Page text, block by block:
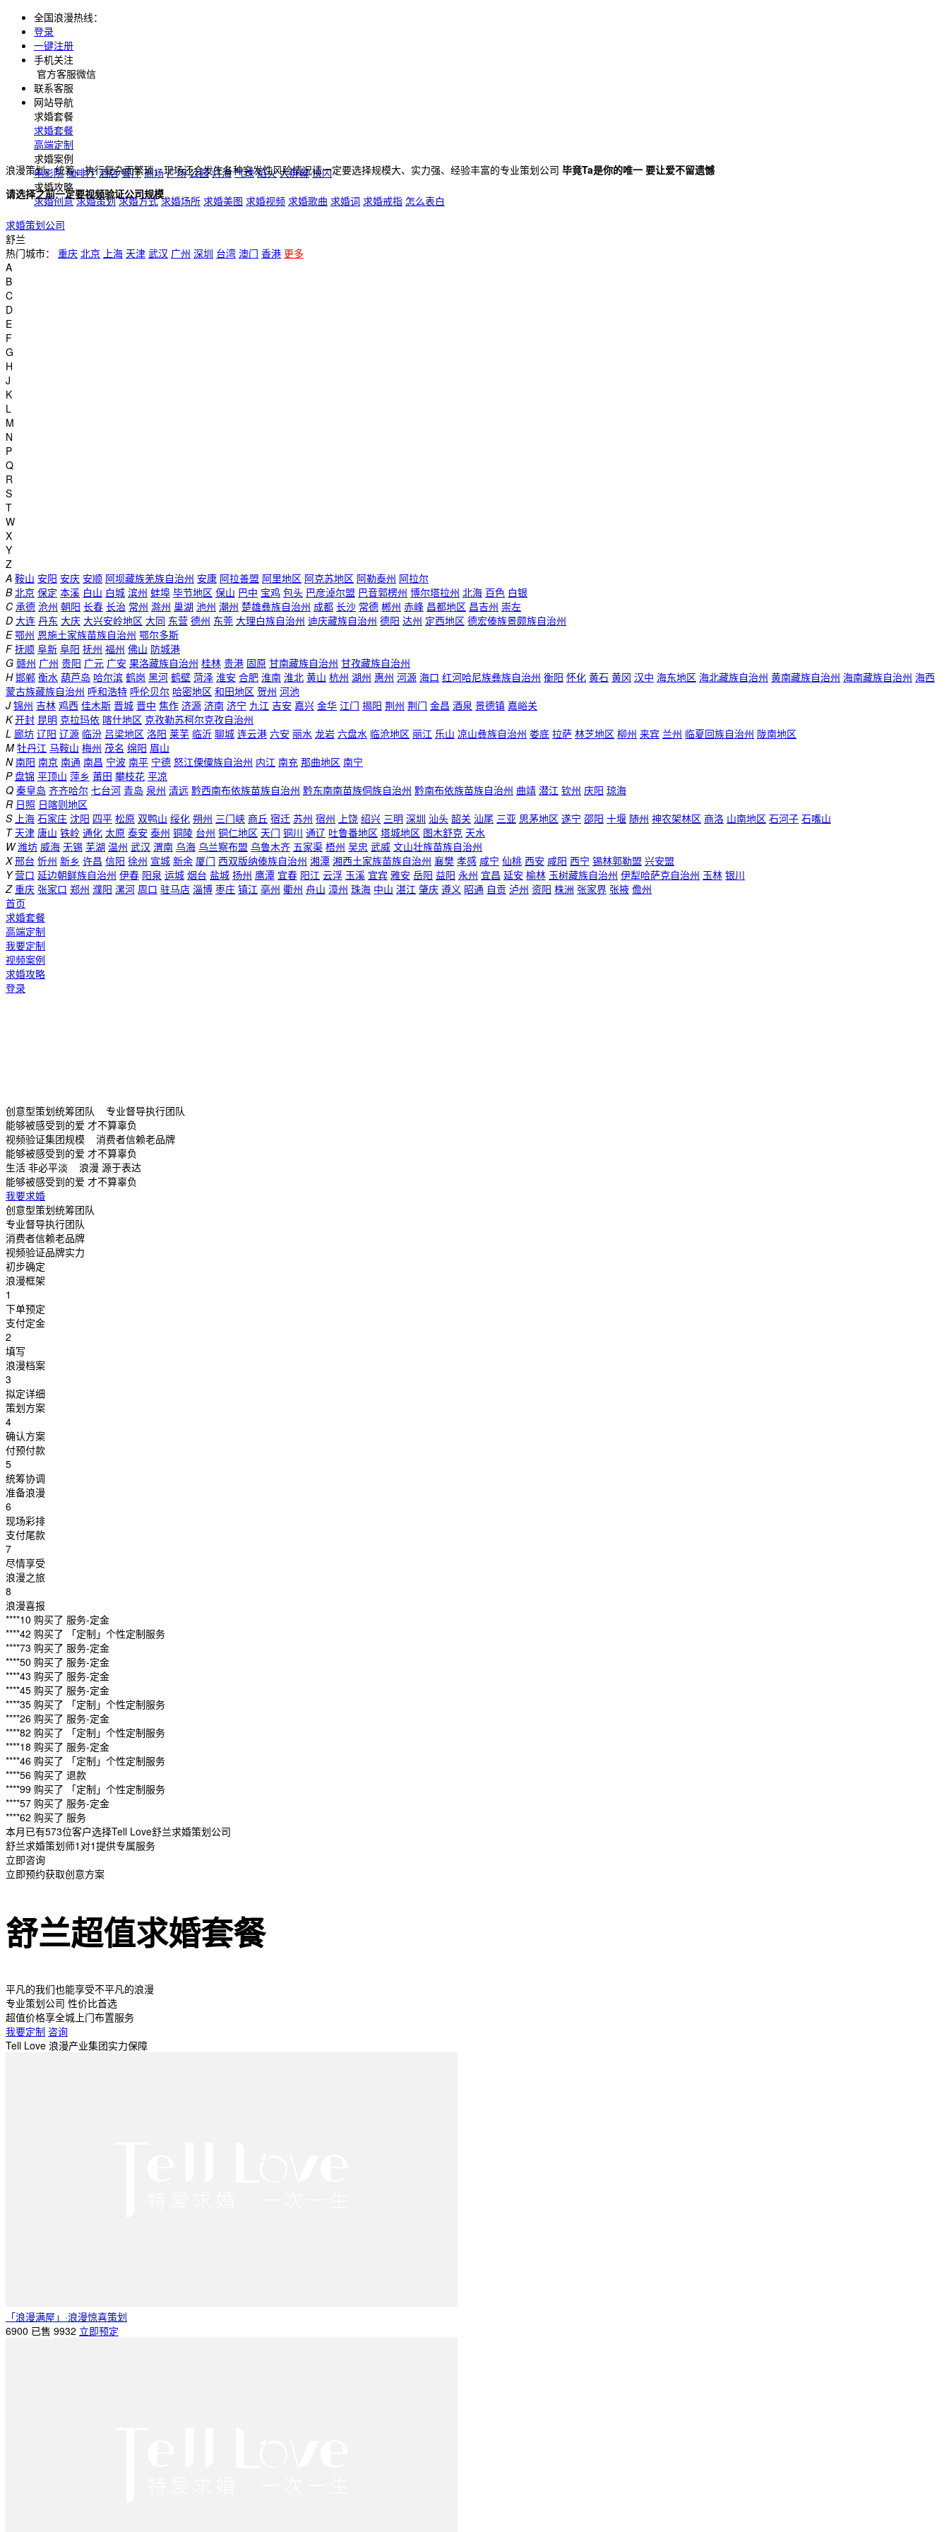
全国浪漫热线：
登录
一键注册
手机关注
官方客服微信
联系客服
网站导航
求婚套餐
求婚套餐
高端定制
求婚案例
电影院 咖啡厅 酒店 餐厅 商场 广场 公园 灯海 气球 焰火 大屏幕 快闪
求婚攻略
求婚创意 求婚策划 求婚方式 求婚场所 求婚美图 求婚视频 求婚歌曲 求婚词 求婚戒指 怎么表白
求婚策划公司
舒兰
热门城市：
重庆 北京 上海 天津 武汉 广州 深圳 台湾 澳门 香港 更多
A
B
C
D
E
F
G
H
J
K
L
M
N
P
Q
R
S
T
W
X
Y
Z
A 鞍山 安阳 安庆 安顺 阿坝藏族羌族自治州 安康 阿拉善盟 阿里地区 阿克苏地区 阿勒泰州 阿拉尔
B 北京 保定 本溪 白山 白城 滨州 蚌埠 毕节地区 保山 巴中 宝鸡 包头 巴彦淖尔盟 巴音郭楞州 博尔塔拉州 北海 百色 白银
C 承德 沧州 朝阳 长春 长治 常州 滁州 巢湖 池州 潮州 楚雄彝族自治州 成都 长沙 常德 郴州 赤峰 昌都地区 昌吉州 崇左
D 大连 丹东 大庆 大兴安岭地区 大同 东营 德州 东莞 大理白族自治州 迪庆藏族自治州 德阳 达州 定西地区 德宏傣族景颇族自治州
E 鄂州 恩施土家族苗族自治州 鄂尔多斯
F 抚顺 阜新 阜阳 抚州 福州 佛山 防城港
G 赣州 广州 贵阳 广元 广安 果洛藏族自治州 桂林 贵港 固原 甘南藏族自治州 甘孜藏族自治州
H 邯郸 衡水 葫芦岛 哈尔滨 鹤岗 黑河 鹤壁 菏泽 淮安 合肥 淮南 淮北 黄山 杭州 湖州 惠州 河源 海口 红河哈尼族彝族自治州 衡阳 怀化 黄石 黄冈 汉中 海东地区 海北藏族自治州 黄南藏族自治州 海南藏族自治州 海西
蒙古族藏族自治州 呼和浩特 呼伦贝尔 哈密地区 和田地区 贺州 河池
J 锦州 吉林 鸡西 佳木斯 晋城 晋中 焦作 济源 济南 济宁 九江 吉安 嘉兴 金华 江门 揭阳 荆州 荆门 金昌 酒泉 景德镇 嘉峪关
K 开封 昆明 克拉玛依 喀什地区 克孜勒苏柯尔克孜自治州
L 廊坊 辽阳 辽源 临汾 吕梁地区 洛阳 莱芜 临沂 聊城 连云港 六安 丽水 龙岩 六盘水 临沧地区 丽江 乐山 凉山彝族自治州 娄底 拉萨 林芝地区 柳州 来宾 兰州 临夏回族自治州 陇南地区
M 牡丹江 马鞍山 梅州 茂名 绵阳 眉山
N 南阳 南京 南通 南昌 宁波 南平 宁德 怒江傈僳族自治州 内江 南充 那曲地区 南宁
P 盘锦 平顶山 萍乡 莆田 攀枝花 平凉
Q 秦皇岛 齐齐哈尔 七台河 青岛 泉州 清远 黔西南布依族苗族自治州 黔东南南苗族侗族自治州 黔南布依族苗族自治州 曲靖 潜江 钦州 庆阳 琼海
R 日照 日喀则地区
S 上海 石家庄 沈阳 四平 松原 双鸭山 绥化 朔州 三门峡 商丘 宿迁 苏州 宿州 上饶 绍兴 三明 深圳 汕头 韶关 汕尾 三亚 思茅地区 遂宁 邵阳 十堰 随州 神农架林区 商洛 山南地区 石河子 石嘴山
T 天津 唐山 铁岭 通化 太原 泰安 泰州 铜陵 台州 铜仁地区 天门 铜川 通辽 吐鲁番地区 塔城地区 图木舒克 天水
W 潍坊 威海 无锡 芜湖 温州 武汉 渭南 乌海 乌兰察布盟 乌鲁木齐 五家渠 梧州 吴忠 武威 文山壮族苗族自治州
X 邢台 忻州 新乡 许昌 信阳 徐州 宣城 新余 厦门 西双版纳傣族自治州 湘潭 湘西土家族苗族自治州 襄樊 孝感 咸宁 仙桃 西安 咸阳 西宁 锡林郭勒盟 兴安盟
Y 营口 延边朝鲜族自治州 伊春 阳泉 运城 烟台 盐城 扬州 鹰潭 宜春 阳江 云浮 玉溪 宜宾 雅安 岳阳 益阳 永州 宜昌 延安 榆林 玉树藏族自治州 伊犁哈萨克自治州 玉林 银川
Z 重庆 张家口 郑州 濮阳 漯河 周口 驻马店 淄博 枣庄 镇江 亳州 衢州 舟山 漳州 珠海 中山 湛江 肇庆 遵义 昭通 自贡 泸州 资阳 株洲 张家界 张掖 儋州
首页
求婚套餐
高端定制
我要定制
视频案例
求婚攻略
登录
创意型策划统筹团队 专业督导执行团队
能够被感受到的爱 才不算辜负
视频验证集团规模 消费者信赖老品牌
能够被感受到的爱 才不算辜负
生活 非必平淡 浪漫 源于表达
能够被感受到的爱 才不算辜负
我要求婚
创意型策划统筹团队
专业督导执行团队
消费者信赖老品牌
视频验证品牌实力
初步确定
浪漫框架
1
下单预定
支付定金
2
填写
浪漫档案
3
拟定详细
策划方案
4
确认方案
付预付款
5
统筹协调
准备浪漫
6
现场彩排
支付尾款
7
尽情享受
浪漫之旅
8
浪漫喜报
****10 购买了 服务-定金
****42 购买了 「定制」个性定制服务
****73 购买了 服务-定金
****50 购买了 服务-定金
****43 购买了 服务-定金
****45 购买了 服务-定金
****35 购买了 「定制」个性定制服务
****26 购买了 服务-定金
****82 购买了 「定制」个性定制服务
****18 购买了 服务-定金
****46 购买了 「定制」个性定制服务
****56 购买了 退款
****99 购买了 「定制」个性定制服务
****57 购买了 服务-定金
****62 购买了 服务
本月已有573位客户选择Tell Love舒兰求婚策划公司
舒兰求婚策划师1对1提供专属服务
立即咨询
立即预约获取创意方案
舒兰超值求婚套餐
平凡的我们也能享受不平凡的浪漫
专业策划公司 性价比首选
超值价格享全城上门布置服务
我要定制 咨询
Tell Love 浪漫产业集团实力保障
「浪漫满屋」·浪漫惊喜策划
6900 已售 9932 立即预定
浪漫策划、统筹、执行复杂而繁琐，现场还会发生各种突发性风险情况请一定要选择规模大、实力强、经验丰富的专业策划公司 毕竟Ta是你的唯一 要让爱不留遗憾
请选择之前一定要视频验证公司规模